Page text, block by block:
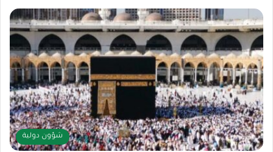
شؤون دولية